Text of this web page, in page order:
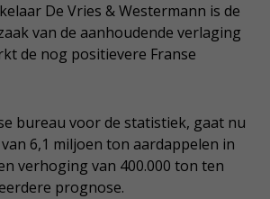
De Vries & Westermann is de
van de aanhoudende verlaging
de nog positievere Franse
bureau voor de statistiek, gaat nu
6,1 miljoen ton aardappelen in
verhoging van 400.000 ton ten
prognose.